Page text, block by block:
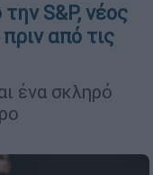
S&P, νέος
από τις
ένα σκληρό